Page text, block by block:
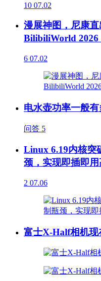
10 07.02
漫展神图，尼康
BilibiliWorld 2026
6 07.02
电水壶功率一般
问答 5
Linux 6.19内核突
颈，实现即插即
2 07.06
富士X-Half相机现